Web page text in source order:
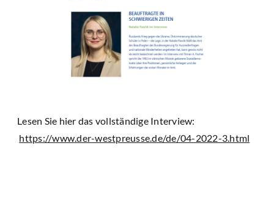
Lesen Sie hier das vollständige Interview:
https://www.der-westpreusse.de/de/04-2022-3.html